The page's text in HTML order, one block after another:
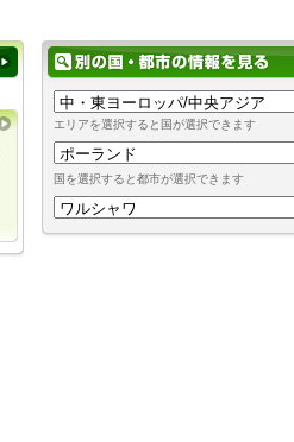
エリアを選択すると国が選択できます
国を選択すると都市が選択できます